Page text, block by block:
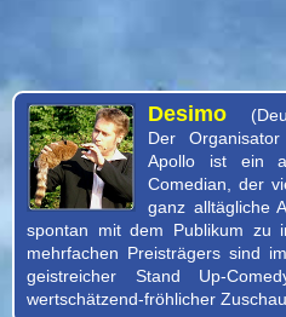
Fest
auf
Schloss
Marienburg
2022
Desimo
Der
Apollo ist ein
Comedian, der
ganz alltägliche
spontan mit dem Publikum zu
mehrfachen Preisträgers sind
geistreicher Stand Up-
wertschätzend-fröhlicher